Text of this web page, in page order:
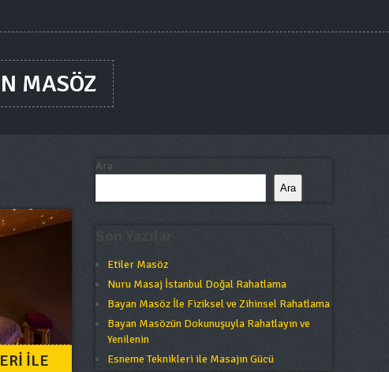
MASÖZ
ILE
Ara
Ara
Etiler Masöz
Nuru Masaj İstanbul Doğal Rahatlama
Bayan Masöz İle Fiziksel ve Zihinsel Rahatlama
Bayan Masözün Dokunuşuyla Rahatlayın ve
Yenilenin
Esneme Teknikleri ile Masajın Gücü